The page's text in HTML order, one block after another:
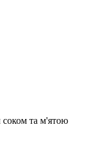
соком та м'ятою